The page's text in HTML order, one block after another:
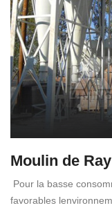
Moulin de
Pour la basse
favorables